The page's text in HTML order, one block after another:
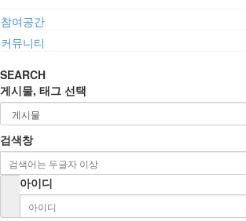
참여공간
커뮤니티
SEARCH
게시물, 태그 선택
검색창
아이디